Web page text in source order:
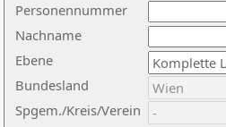
Nachname
Ebene
Personennummer
Bundesland
Spgem./Kreis/Verein